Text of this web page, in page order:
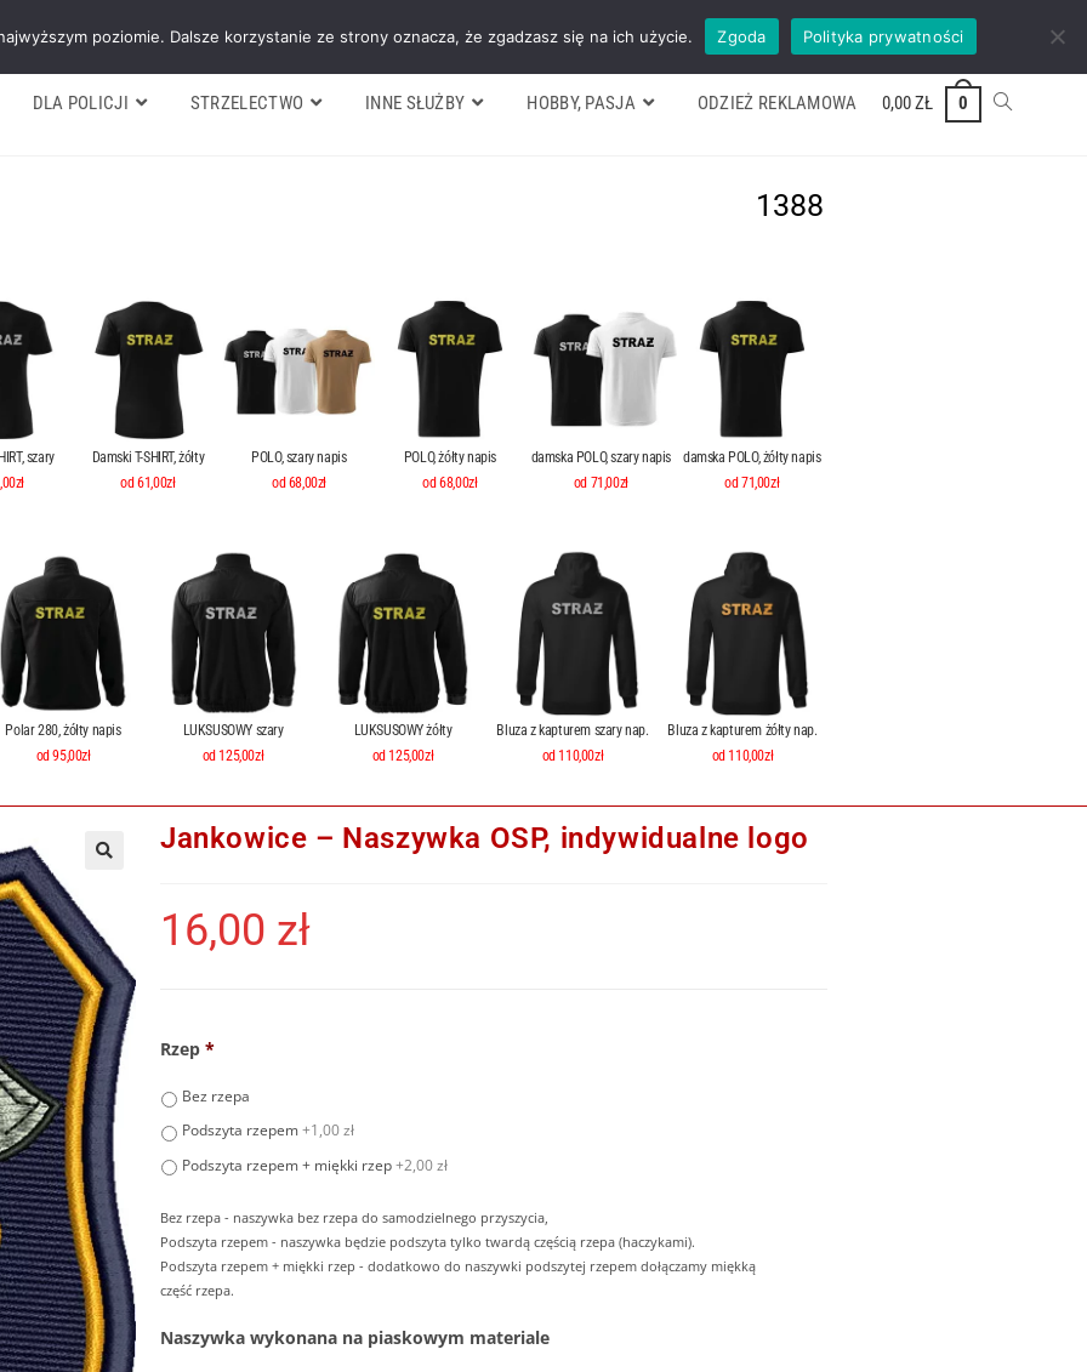
Formularz wyceny Kontakt ZADZWOŃ TEL. 600 352 938
DLA POLICJI STRZELECTWO INNE SŁUŻBY HOBBY, PASJA ODZIEŻ REKLAMOWA 0,00ZŁ 0
1388
szary
Damski T-SHIRT, żółty
od 61,00zł
POLO, szary napis
od 68,00zł
POLO, żółty napis
od 68,00zł
damska POLO, szary napis
od 71,00zł
damska POLO, żółty napis
od 71,00zł
Polar 280, żółty napis
od 95,00zł
LUKSUSOWY szary
od 125,00zł
LUKSUSOWY żółty
od 125,00zł
Bluza z kapturem szary nap.
od 110,00zł
Bluza z kapturem żółty nap.
od 110,00zł
Jankowice – Naszywka OSP, indywidualne logo
16,00 zł
Rzep *
Bez rzepa
Podszyta rzepem+1,00 zł
Podszyta rzepem + miękki rzep+2,00 zł
Bez rzepa - naszywka bez rzepa do samodzielnego przyszycia,
Podszyta rzepem - naszywka będzie podszyta tylko twardą częścią rzepa (haczykami).
Podszyta rzepem + miękki rzep - dodatkowo do naszywki podszytej rzepem dołączamy miękką
część rzepa.
Naszywka wykonana na piaskowym materiale
poziomie. Dalsze korzystanie ze strony oznacza, że zgadzasz się na ich użycie. Zgoda Polityka prywatności